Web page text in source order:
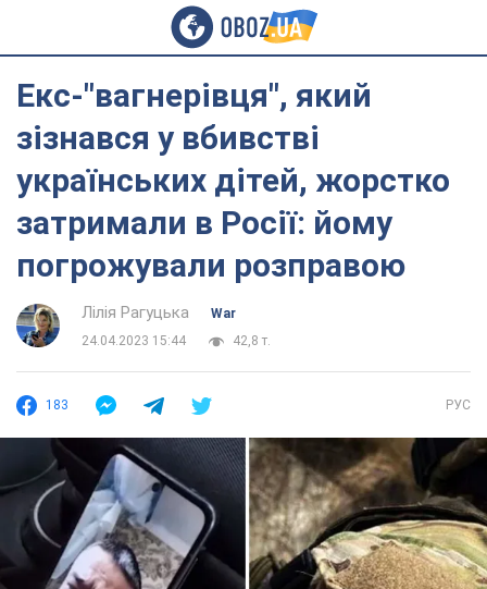
Екс-"вагнерівця", який
зізнався у вбивстві
українських дітей, жорстко
затримали в Росії: йому
погрожували розправою
Лілія Рагуцька
War
24.04.2023 15:44
42,8 т.
183 РУС